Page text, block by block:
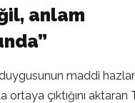
anlam
maddi
çıktığını aktaran